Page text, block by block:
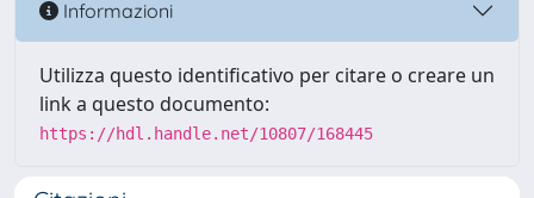
Informazioni
Utilizza questo identificativo per citare o creare un
link a questo documento:
https://hdl.handle.net/10807/168445